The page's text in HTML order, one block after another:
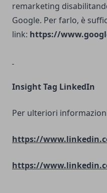
remarketing
Google. Per farlo, è
link: https://
Insight Tag LinkedIn
Per ulteriori
https://
https://